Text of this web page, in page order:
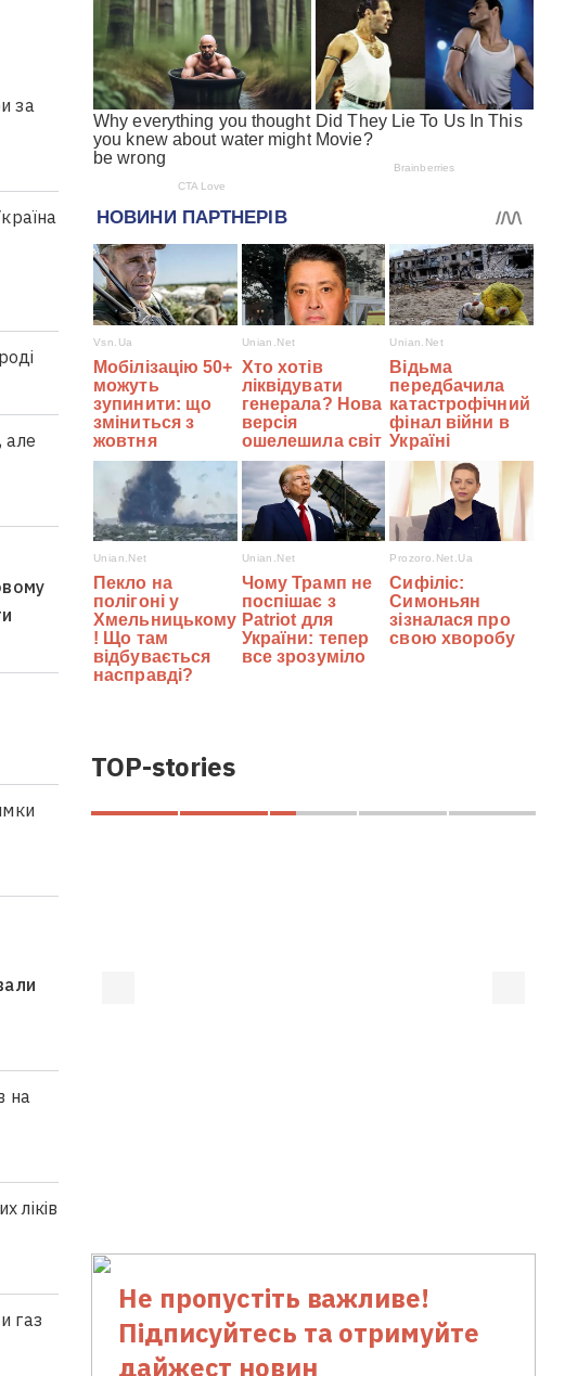
за
але
на
ліків
газ
TOP-stories
Не пропустіть важливе!
Підписуйтесь та отримуйте
дайжест новин